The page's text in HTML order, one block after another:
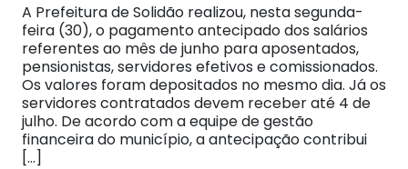
A Prefeitura de Solidão realizou, nesta segunda-
feira (30), o pagamento antecipado dos salários
referentes ao mês de junho para aposentados,
pensionistas, servidores efetivos e comissionados.
Os valores foram depositados no mesmo dia. Já os
servidores contratados devem receber até 4 de
julho. De acordo com a equipe de gestão
financeira do município, a antecipação contribui
[…]